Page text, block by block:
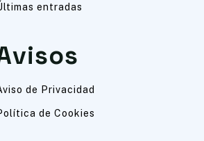
entradas
de Privacidad
de Cookies